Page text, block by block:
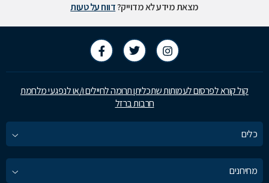
מצאת מידע לא מדוייק?דווח על טעות
קול קורא לפרסום לעמותות שתכליתן תרומה לחיילים ו/או לנפגעי מלחמת
חרבות ברזל
כלים
מחירונים